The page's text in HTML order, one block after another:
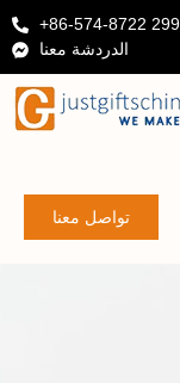
+86-574-8722
الدردشة معنا
تواصل معنا